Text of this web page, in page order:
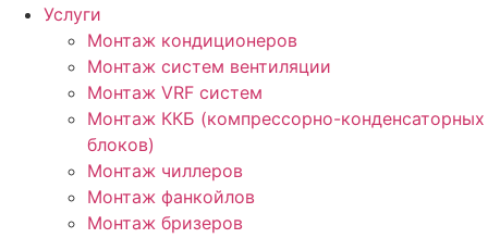
Услуги
Монтаж кондиционеров
Монтаж cистем вентиляции
Монтаж VRF систем
Монтаж ККБ (компрессорно-конденсаторных
блоков)
Монтаж чиллеров
Монтаж фанкойлов
Монтаж бризеров